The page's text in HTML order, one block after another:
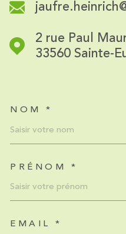
2 rue Paul
33560
Sainte-
NOM *
PRÉNOM *
EMAIL *